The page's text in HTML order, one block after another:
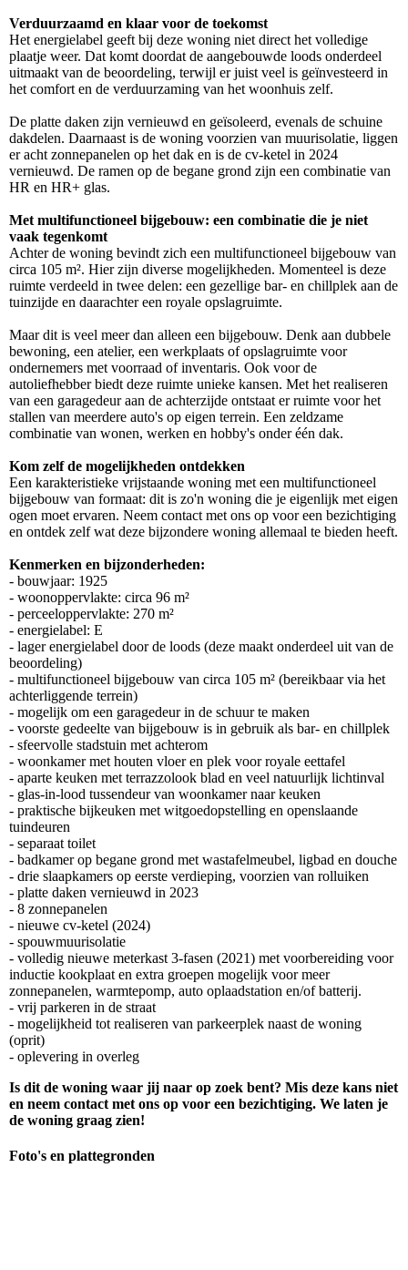
Verduurzaamd en klaar voor de toekomst
Het energielabel geeft bij deze woning niet direct het volledige
plaatje weer. Dat komt doordat de aangebouwde loods onderdeel
uitmaakt van de beoordeling, terwijl er juist veel is geïnvesteerd in
het comfort en de verduurzaming van het woonhuis zelf.
De platte daken zijn vernieuwd en geïsoleerd, evenals de schuine
dakdelen. Daarnaast is de woning voorzien van muurisolatie, liggen
er acht zonnepanelen op het dak en is de cv-ketel in 2024
vernieuwd. De ramen op de begane grond zijn een combinatie van
HR en HR+ glas.
Met multifunctioneel bijgebouw: een combinatie die je niet
vaak tegenkomt
Achter de woning bevindt zich een multifunctioneel bijgebouw van
circa 105 m². Hier zijn diverse mogelijkheden. Momenteel is deze
ruimte verdeeld in twee delen: een gezellige bar- en chillplek aan de
tuinzijde en daarachter een royale opslagruimte.
Maar dit is veel meer dan alleen een bijgebouw. Denk aan dubbele
bewoning, een atelier, een werkplaats of opslagruimte voor
ondernemers met voorraad of inventaris. Ook voor de
autoliefhebber biedt deze ruimte unieke kansen. Met het realiseren
van een garagedeur aan de achterzijde ontstaat er ruimte voor het
stallen van meerdere auto's op eigen terrein. Een zeldzame
combinatie van wonen, werken en hobby's onder één dak.
Kom zelf de mogelijkheden ontdekken
Een karakteristieke vrijstaande woning met een multifunctioneel
bijgebouw van formaat: dit is zo'n woning die je eigenlijk met eigen
ogen moet ervaren. Neem contact met ons op voor een bezichtiging
en ontdek zelf wat deze bijzondere woning allemaal te bieden heeft.
Kenmerken en bijzonderheden:
- bouwjaar: 1925
- woonoppervlakte: circa 96 m²
- perceeloppervlakte: 270 m²
- energielabel: E
- lager energielabel door de loods (deze maakt onderdeel uit van de
beoordeling)
- multifunctioneel bijgebouw van circa 105 m² (bereikbaar via het
achterliggende terrein)
- mogelijk om een garagedeur in de schuur te maken
- voorste gedeelte van bijgebouw is in gebruik als bar- en chillplek
- sfeervolle stadstuin met achterom
- woonkamer met houten vloer en plek voor royale eettafel
- aparte keuken met terrazzolook blad en veel natuurlijk lichtinval
- glas-in-lood tussendeur van woonkamer naar keuken
- praktische bijkeuken met witgoedopstelling en openslaande
tuindeuren
- separaat toilet
- badkamer op begane grond met wastafelmeubel, ligbad en douche
- drie slaapkamers op eerste verdieping, voorzien van rolluiken
- platte daken vernieuwd in 2023
- 8 zonnepanelen
- nieuwe cv-ketel (2024)
- spouwmuurisolatie
- volledig nieuwe meterkast 3-fasen (2021) met voorbereiding voor
inductie kookplaat en extra groepen mogelijk voor meer
zonnepanelen, warmtepomp, auto oplaadstation en/of batterij.
- vrij parkeren in de straat
- mogelijkheid tot realiseren van parkeerplek naast de woning
(oprit)
- oplevering in overleg
Is dit de woning waar jij naar op zoek bent? Mis deze kans niet
en neem contact met ons op voor een bezichtiging. We laten je
de woning graag zien!
Foto's en plattegronden